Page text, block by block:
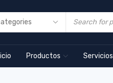
Productos Servicios